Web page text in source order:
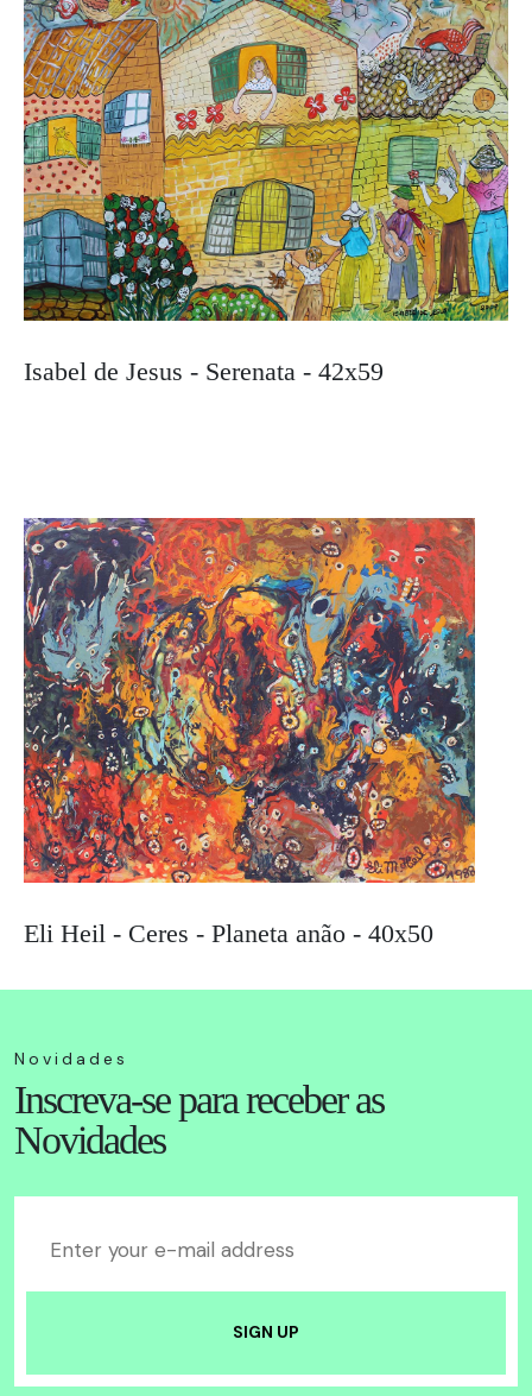
Isabel de Jesus - Serenata - 42x59
Eli Heil - Ceres - Planeta anão - 40x50
Novidades
Inscreva-se para receber as
Novidades